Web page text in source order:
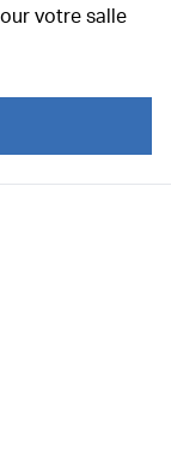
votre salle